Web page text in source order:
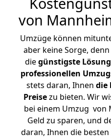
von
Umzüge können
aber keine Sorge,
diegünstigste Lösung
professionellen
stets daran, Ihnen die
Preisezu bieten. Wir
bei einem Umzug von
Geld zu sparen, und
daran, Ihnen die